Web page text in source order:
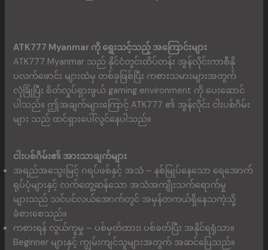
ATK777 Myanmar ကို ရွေးသင့်သည့် အကြောင်းများ
ATK777 Myanmar သည် နိုင်ငံတွင်းထိပ်တန်း အွန်လိုင်းကာစီနို
ပလက်ဖောင်း များထဲမှ တစ်ခုဖြစ်ပြီး ကစားသမားများအတွက်
လုံခြုံပြီး စိတ်လှုပ်ရှားဖွယ် gaming environment ကို ပေးဆောင်
ပါသည်။ ဤအချက်များကြောင့် ATK777 ၏ အွန်လိုင်း ငါးပစ်ဂိမ်း
များ သည် ထင်ရှားပေါ်လွင်နေပါသည်။
ငါးပစ်ဂိမ်း၏ အားသာချက်များ
အရည်အသွေးမြင့် ဂရပ်ဖစ်နှင့် အသံ – နစ်မြုပ်နေသော ရေအောက်
ရုပ်ပုံများနှင့် လက်တွေ့ဆန်သော အသံအကျိုးသက်ရောက်မှု
များသည် သင်ပင်လယ်အောက်တွင် အမှန်တကယ်ရှိနေသကဲ့သို့
ခံစားစေသည်။
ကစားရန် လွယ်ကူမှု – ပစ်မှတ်ထား၊ ပစ်ခတ်ပြီး အနိုင်ရရုံသာ။
Beginner များနှင့် ကျွမ်းကျင်သူများအတွက် အဆင်ပြေသည်။